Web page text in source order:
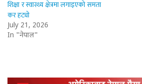
शिक्षा र स्वास्थ्य क्षेत्रमा लगाइएको समता
कर हट्यो
July 21, 2026
In "नेपाल"